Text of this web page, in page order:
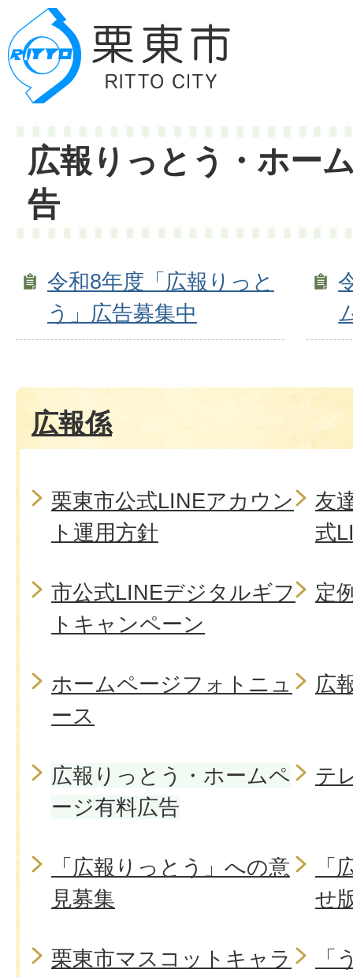
広報りっとう・ホー
告
令和8年度「広報りっと
う」広告募集中
広報係
栗東市公式LINEアカウン
ト運用方針
友
式
市公式LINEデジタルギフ
トキャンペーン
定
ホームページフォトニュ
ース
広
広報りっとう・ホームペ
ージ有料広告
テ
「広報りっとう」への意
見募集
「
せ
栗東市マスコットキャラ
「